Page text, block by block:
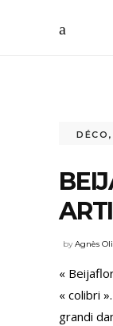
DÉCO ,
byAgnès
«
« colibri ».
grandi